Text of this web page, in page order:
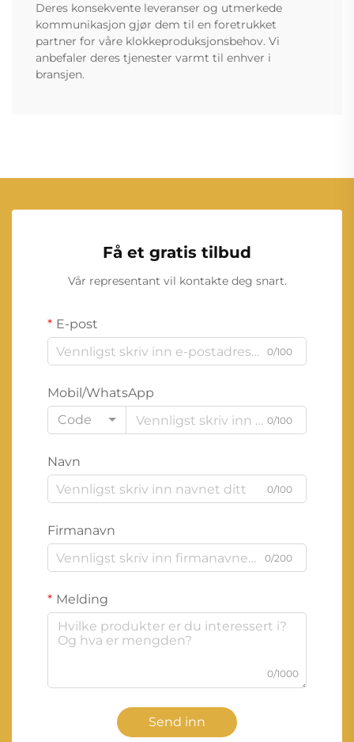
Deres konsekvente leveranser og utmerkede
kommunikasjon gjør dem til en foretrukket
partner for våre klokkeproduksjonsbehov. Vi
anbefaler deres tjenester varmt til enhver i
bransjen.
Få et gratis tilbud
Vår representant vil kontakte deg snart.
E-post
0/100
Mobil/WhatsApp
Code
0/100
Navn
0/100
Firmanavn
0/200
Melding
0/1000
Send inn